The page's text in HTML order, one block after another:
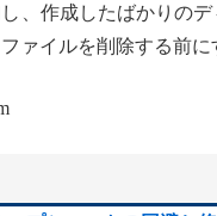
、作成したばかりの
ァイルを削除する前